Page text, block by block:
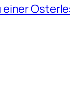
einer